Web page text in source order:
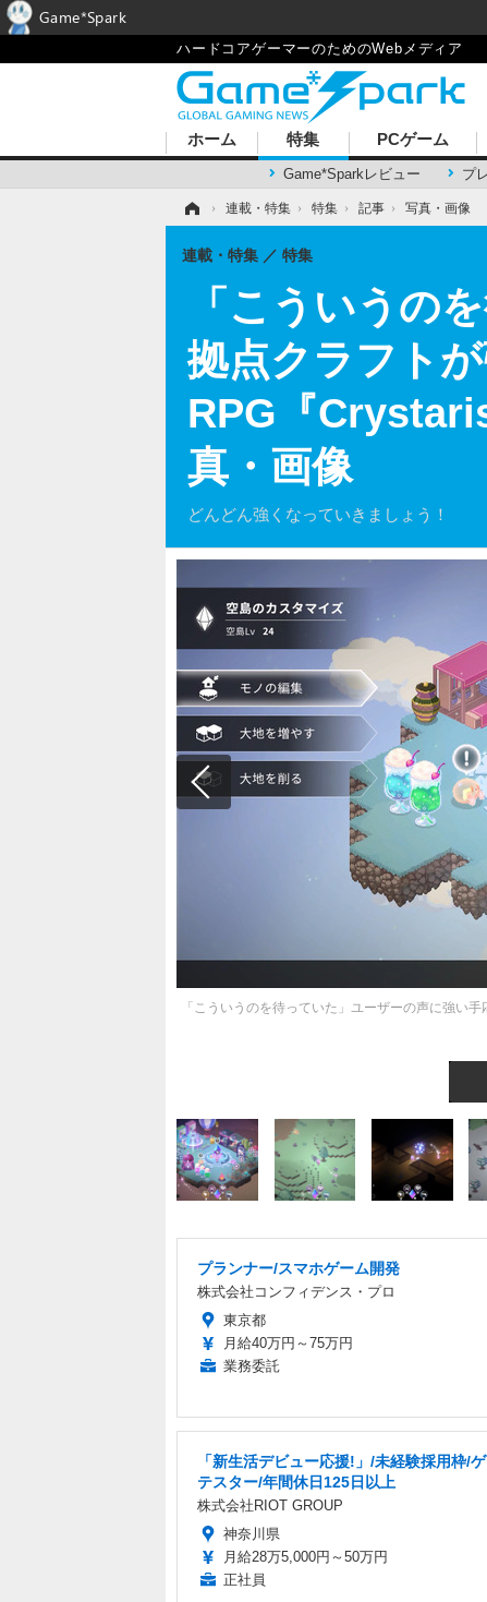
ハードコアゲーマーのためのWebメディア
ホーム 特集
Game*Sparkレビュー プ
PCゲーム
› 連載・特集 › 特集 › 記事 › 写真・画像
「こういうの
拠点クラフト
RPG『
真・画像
どんどん強くなっていきましょう！
連載・特集 特集
「こういうのを待っていた」ユーザーの声に強い
プランナー/スマホゲーム開発
株式会社コンフィデンス・プロ
東京都
月給40万円～75万円
業務委託
「新生活デビュー応援!」/未経験採用枠/
テスター/年間休日125日以上
株式会社RIOT GROUP
神奈川県
月給28万5,000円～50万円
正社員
Game*Spark